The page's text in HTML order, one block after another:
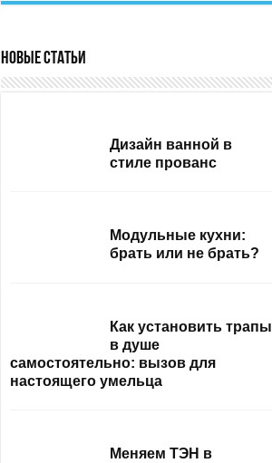
Новые статьи
Дизайн ванной в
стиле прованс
Модульные кухни:
брать или не брать?
Как установить трапы
в душе
самостоятельно: вызов для
настоящего умельца
Меняем ТЭН в